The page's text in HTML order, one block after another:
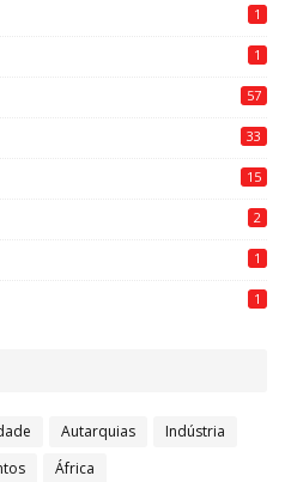
1
1
57
33
15
2
1
1
Autarquias
Indústria
África